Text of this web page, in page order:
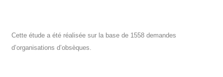
Cette étude a été réalisée sur la base de 1558 demandes
d’organisations d’obsèques.